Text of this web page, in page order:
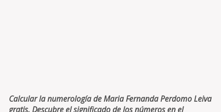
Calcular la numerología de Maria Fernanda Perdomo Leiva
gratis. Descubre el significado de los números en el